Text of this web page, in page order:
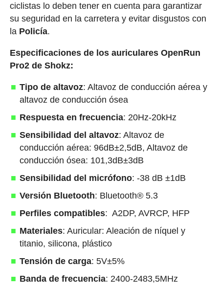
ciclistas lo deben tener en cuenta para garantizar
su seguridad en la carretera y evitar disgustos con
la Policía.
Especificaciones de los auriculares OpenRun
Pro2 de Shokz:
Tipo de altavoz: Altavoz de conducción aérea y
altavoz de conducción ósea
Respuesta en frecuencia: 20Hz-20kHz
Sensibilidad del altavoz: Altavoz de
conducción aérea: 96dB±2,5dB, Altavoz de
conducción ósea: 101,3dB±3dB
Sensibilidad del micrófono: -38 dB ±1dB
Versión Bluetooth: Bluetooth® 5.3
Perfiles compatibles: A2DP, AVRCP, HFP
Materiales: Auricular: Aleación de níquel y
titanio, silicona, plástico
Tensión de carga: 5V±5%
Banda de frecuencia: 2400-2483,5MHz